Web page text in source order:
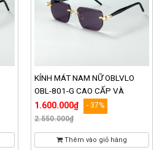
KÍNH MÁT NAM NỮ OBLVLO
OBL-801-G CAO CẤP VÀ
PHONG CÁCH
1.600.000₫
- 37%
2.550.000₫
Thêm vào giỏ hàng